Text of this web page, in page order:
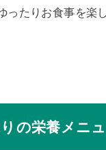
ったりお食事を楽
の栄養メニ